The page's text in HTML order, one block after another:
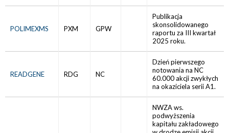
POLIMEXMS PXM GPW
Publikacja
skonsolidowanego
raportu za III kwartał
2025 roku.
READGENE RDG NC
Dzień pierwszego
notowania na NC
60.000 akcji zwykłych
na okaziciela serii A1.
NWZA ws.
podwyższenia
kapitału zakładowego